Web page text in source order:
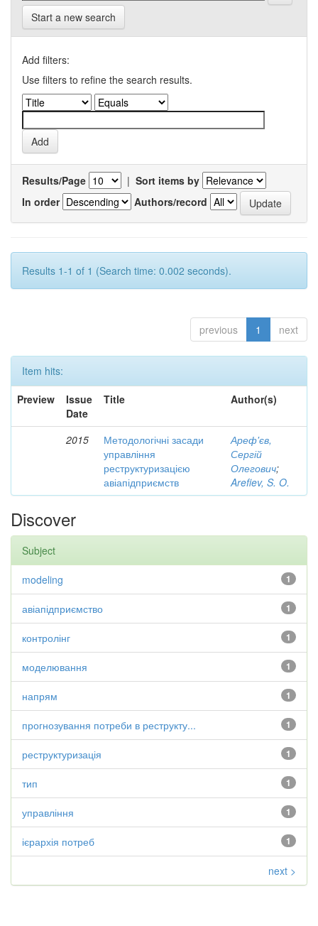
Start a new search
Add filters:
Use filters to refine the search results.
Results/Page | Sort items by
In order
Authors/record
Results 1-1 of 1 (Search time: 0.002 seconds).
previous 1 next
Item hits:
Preview
Issue
Date
Title Author(s)
2015
Методологічні засади
управління
реструктуризацією
авіапідприємств
Ареф'єв,
Сергій
Олегович;
Arefiev, S. O.
Discover
Subject
1
modeling
1
авіапідприємство
1
контролінг
1
моделювання
1
напрям
1
прогнозування потреби в реструкту...
1
реструктуризація
1
тип
1
управління
1
ієрархія потреб
next >